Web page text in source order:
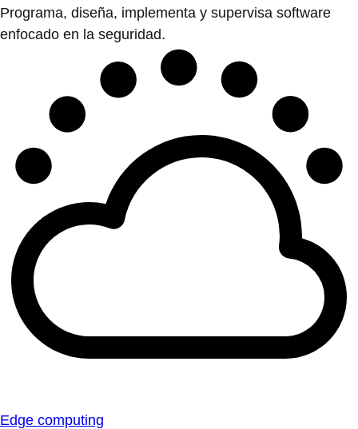
Programa, diseña, implementa y supervisa software
enfocado en la seguridad.
Edge computing